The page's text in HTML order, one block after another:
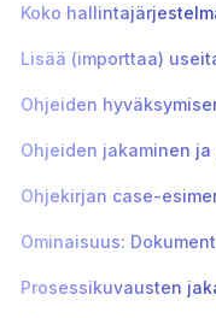
Koko
Lisää (importtaa)
Ohjeiden
Ohjeiden jakaminen
Ohjekirjan case-
Ominaisuus:
Prosessikuvausten